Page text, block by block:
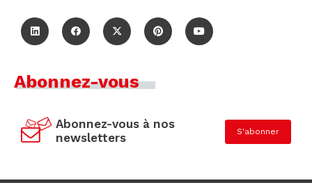
Abonnez-vous
Abonnez-vous à nos
newsletters
S'abonner